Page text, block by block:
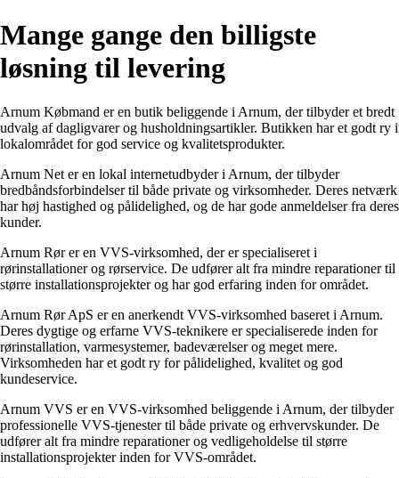
Mange gange den billigste
løsning til levering
Arnum Købmand er en butik beliggende i Arnum, der tilbyder et bredt
udvalg af dagligvarer og husholdningsartikler. Butikken har et godt ry i
lokalområdet for god service og kvalitetsprodukter.
Arnum Net er en lokal internetudbyder i Arnum, der tilbyder
bredbåndsforbindelser til både private og virksomheder. Deres netværk
har høj hastighed og pålidelighed, og de har gode anmeldelser fra deres
kunder.
Arnum Rør er en VVS-virksomhed, der er specialiseret i
rørinstallationer og rørservice. De udfører alt fra mindre reparationer til
større installationsprojekter og har god erfaring inden for området.
Arnum Rør ApS er en anerkendt VVS-virksomhed baseret i Arnum.
Deres dygtige og erfarne VVS-teknikere er specialiserede inden for
rørinstallation, varmesystemer, badeværelser og meget mere.
Virksomheden har et godt ry for pålidelighed, kvalitet og god
kundeservice.
Arnum VVS er en VVS-virksomhed beliggende i Arnum, der tilbyder
professionelle VVS-tjenester til både private og erhvervskunder. De
udfører alt fra mindre reparationer og vedligeholdelse til større
installationsprojekter inden for VVS-området.